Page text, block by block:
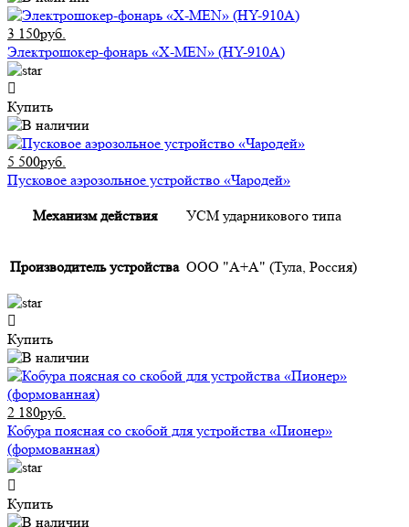
3 150руб.
Электрошокер-фонарь «X-MEN» (HY-910A)
Купить
5 500руб.
Пусковое аэрозольное устройство «Чародей»
Механизм действия УСМ ударникового типа
Производитель устройства ООО "А+А" (Тула, Россия)
Купить
2 180руб.
Кобура поясная со скобой для устройства «Пионер»
(формованная)
Купить